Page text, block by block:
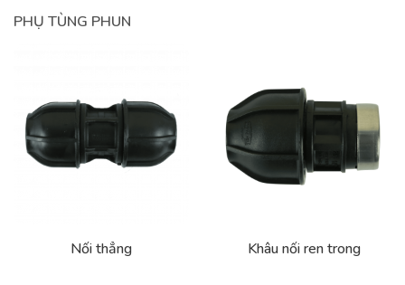
PHỤ TÙNG PHUN
Nối thẳng Khâu nối ren trong